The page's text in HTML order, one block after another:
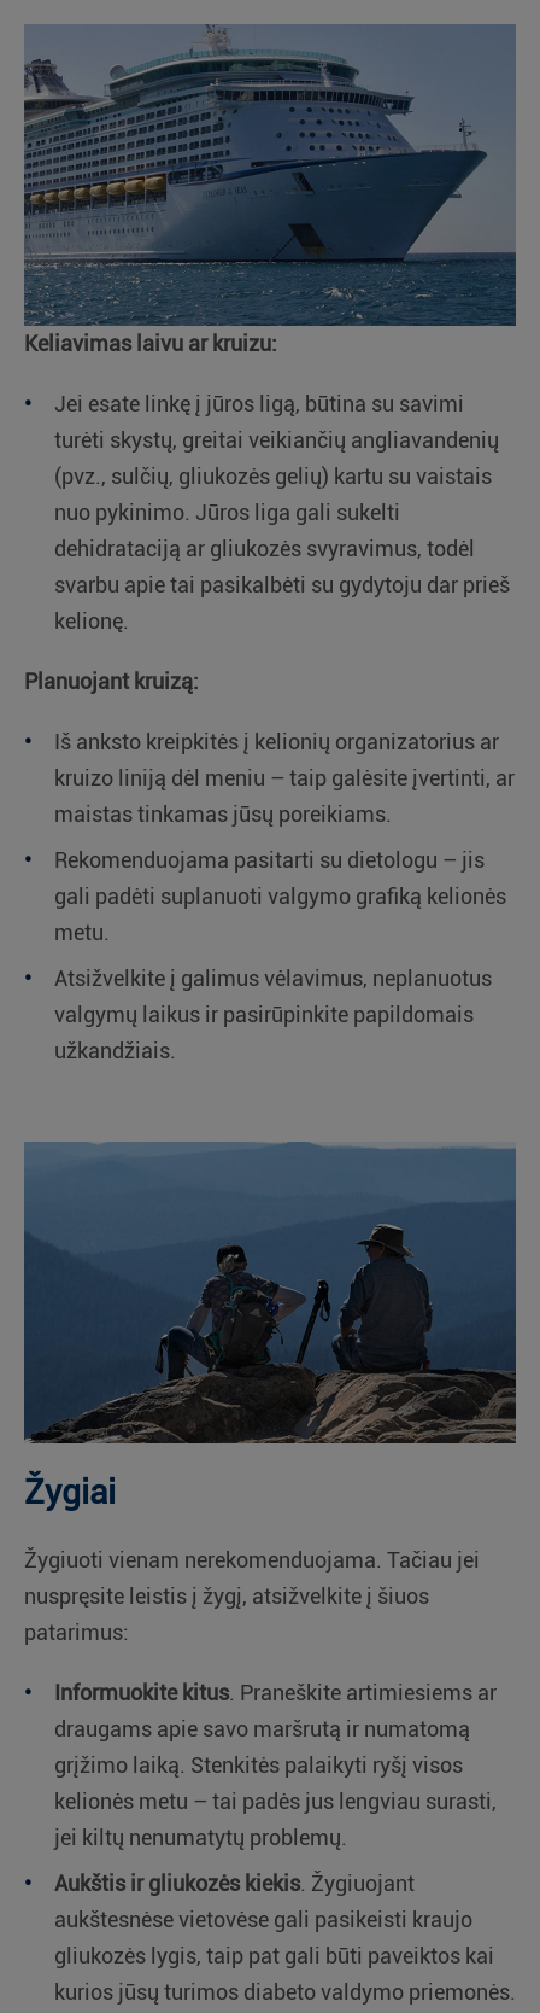
Keliavimas laivu ar kruizu:
Jei esate linkę į jūros ligą, būtina su savimi
turėti skystų, greitai veikiančių angliavandenių
(pvz., sulčių, gliukozės gelių) kartu su vaistais
nuo pykinimo. Jūros liga gali sukelti
dehidrataciją ar gliukozės svyravimus, todėl
svarbu apie tai pasikalbėti su gydytoju dar prieš
kelionę.
Planuojant kruizą:
Iš anksto kreipkitės į kelionių organizatorius ar
kruizo liniją dėl meniu – taip galėsite įvertinti, ar
maistas tinkamas jūsų poreikiams.
Rekomenduojama pasitarti su dietologu – jis
gali padėti suplanuoti valgymo grafiką kelionės
metu.
Atsižvelkite į galimus vėlavimus, neplanuotus
valgymų laikus ir pasirūpinkite papildomais
užkandžiais.
Žygiai
Žygiuoti vienam nerekomenduojama. Tačiau jei
nuspręsite leistis į žygį, atsižvelkite į šiuos
patarimus:
Informuokite kitus. Praneškite artimiesiems ar
draugams apie savo maršrutą ir numatomą
grįžimo laiką. Stenkitės palaikyti ryšį visos
kelionės metu – tai padės jus lengviau surasti,
jei kiltų nenumatytų problemų.
Aukštis ir gliukozės kiekis. Žygiuojant
aukštesnėse vietovėse gali pasikeisti kraujo
gliukozės lygis, taip pat gali būti paveiktos kai
kurios jūsų turimos diabeto valdymo priemonės.